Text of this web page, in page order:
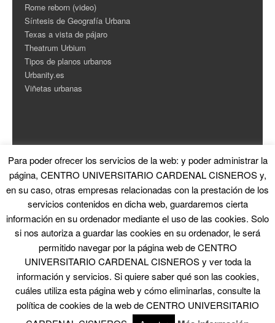
Rome reborn (video)
Síntesis de Geografía Urbana
Texas a vista de pájaro
Theatrum Urbium
Tipos de planos urbanos
Urbanity.es
Viñetas urbanas
ESTADÍSTICAS
Contador de Visitas
© 2026 La Ciudad en el Arte|Proudly powered by WordPress |Theme: Skirmish
byBlank Themes
Para poder ofrecer los servicios de la web: y poder administrar la
página, CENTRO UNIVERSITARIO CARDENAL CISNEROS y,
en su caso, otras empresas relacionadas con la prestación de los
servicios contenidos en dicha web, guardaremos cierta
información en su ordenador mediante el uso de las cookies. Solo
si nos autoriza a guardar las cookies en su ordenador, le será
permitido navegar por la página web de CENTRO
UNIVERSITARIO CARDENAL CISNEROS y ver toda la
información y servicios. Si quiere saber qué son las cookies,
cuáles utiliza esta página web y cómo eliminarlas, consulte la
política de cookies de la web de CENTRO UNIVERSITARIO